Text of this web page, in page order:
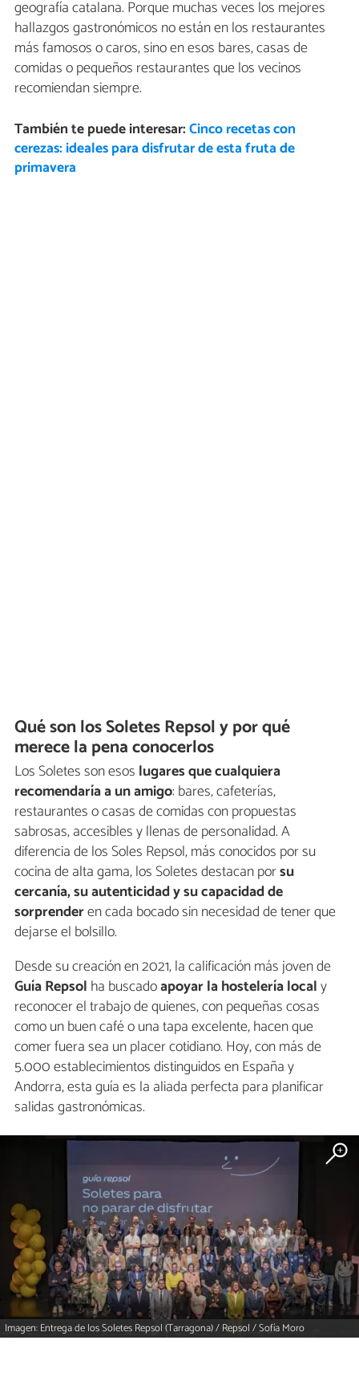
geografía catalana. Porque muchas veces los mejores
hallazgos gastronómicos no están en los restaurantes
más famosos o caros, sino en esos bares, casas de
comidas o pequeños restaurantes que los vecinos
recomiendan siempre.
También te puede interesar:Cinco recetas con
cerezas: ideales para disfrutar de esta fruta de
primavera
Qué son los Soletes Repsol y por qué
merece la pena conocerlos
Los Soletes son esos lugares quecualquiera
recomendaría a un amigo: bares, cafeterías,
restaurantes o casas de comidas con propuestas
sabrosas, accesibles y llenas de personalidad. A
diferencia de los Soles Repsol, más conocidos por su
cocina de alta gama, los Soletes destacan porsu
cercanía, su autenticidad y su capacidad de
sorprenderen cada bocado sin necesidad de tener que
dejarse el bolsillo.
Desde su creación en 2021, la calificación más joven de
Guía Repsol ha buscadoapoyar la hostelería localy
reconocer el trabajo de quienes, con pequeñas cosas
como un buen café o una tapa excelente, hacen que
comer fuera sea un placer cotidiano. Hoy, con más de
5.000 establecimientos distinguidos en España y
Andorra, esta guía es la aliada perfecta para planificar
salidas gastronómicas.
Imagen: Entrega de los Soletes Repsol (Tarragona) / Repsol / Sofía Moro